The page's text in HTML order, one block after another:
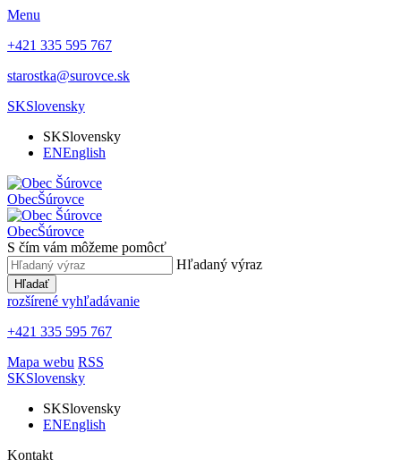
Menu
+421 335 595 767
starostka@surovce.sk
SKSlovensky
SKSlovensky
ENEnglish
ObecŠúrovce
ObecŠúrovce
S čím vám môžeme pomôcť
Hľadaný výraz
Hľadať
rozšírené vyhľadávanie
+421 335 595 767
Mapa webu RSS
SKSlovensky
SKSlovensky
ENEnglish
Kontakt